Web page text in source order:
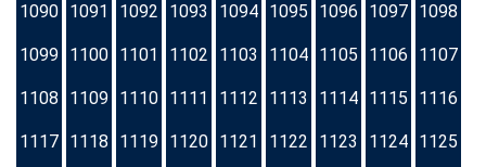
1090 1091 1092 1093 1094 1095 1096 1097 1098
1099 1100 1101 1102 1103 1104 1105 1106 1107
1108 1109 1110 1111 1112 1113 1114 1115 1116
1117 1118 1119 1120 1121 1122 1123 1124 1125